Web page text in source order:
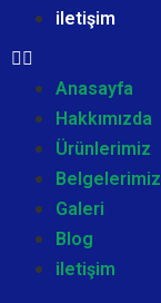
iletişim
Anasayfa
Hakkımızda
Ürünlerimiz
Belgelerimiz
Galeri
Blog
iletişim